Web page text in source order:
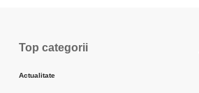
Top categorii
Actualitate